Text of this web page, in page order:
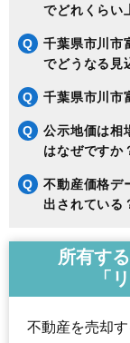
でどれくらい
Q
千葉県市川市
でどうなる見
Q 千葉県市川市
Q
公示地価は相
はなぜですか
Q
不動産価格デ
出されている
所有す
「
不動産を売却